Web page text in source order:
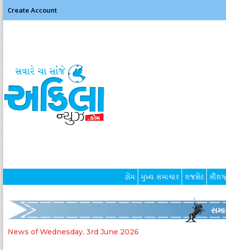
Create Account
હોમ મુખ્ય સમાચાર રાજકોટ
News of Wednesday, 3rd June 2026